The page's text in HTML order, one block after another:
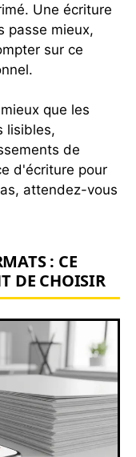
Une écriture
passe mieux,
sur ce
que les
lisibles,
de
d'écriture pour
attendez-vous
: CE
DE CHOISIR